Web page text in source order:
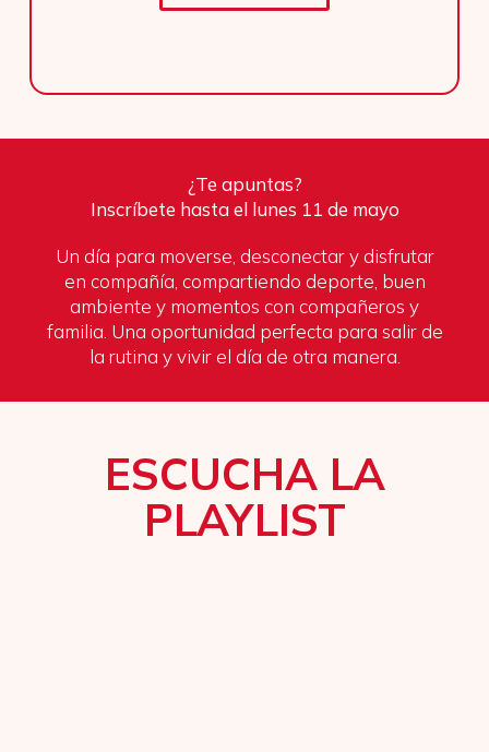
¿Te apuntas?
Inscríbete hasta el lunes 11 de mayo
Un día para moverse, desconectar y disfrutar
en compañía, compartiendo deporte, buen
ambiente y momentos con compañeros y
familia. Una oportunidad perfecta para salir de
la rutina y vivir el día de otra manera.
ESCUCHA LA
PLAYLIST